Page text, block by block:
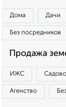
Дома Дачи
Без посредников
Продажа
ИЖС
Агенство